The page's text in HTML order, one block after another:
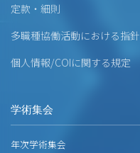
定款・細則
多職種協働活動における指針
個人情報/COIに関する規定
学術集会
年次学術集会